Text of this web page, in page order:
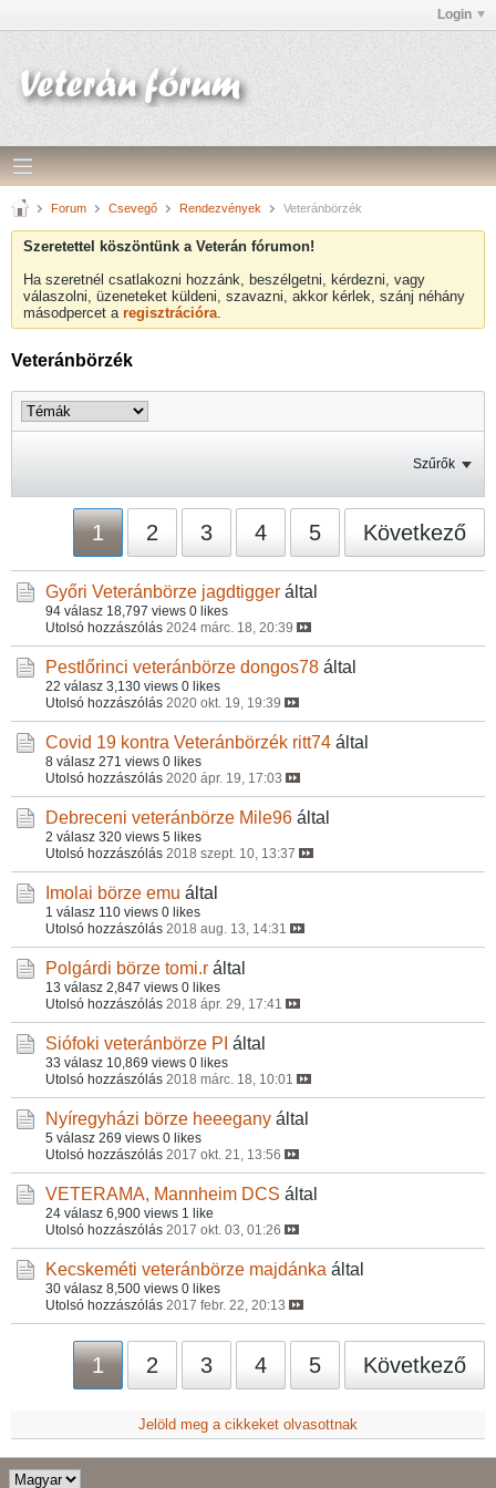
Login
Forum Csevegő Rendezvények Veteránbörzék
Szeretettel köszöntünk a Veterán fórumon!
Ha szeretnél csatlakozni hozzánk, beszélgetni, kérdezni, vagy
válaszolni, üzeneteket küldeni, szavazni, akkor kérlek, szánj néhány
másodpercet a regisztrációra.
Veteránbörzék
Szűrők
1 2 3 4 5 Következő
Győri Veteránbörze jagdtigger által
94 válasz 18,797 views 0 likes
Utolsó hozzászólás 2024 márc. 18, 20:39
Pestlőrinci veteránbörze dongos78 által
22 válasz 3,130 views 0 likes
Utolsó hozzászólás 2020 okt. 19, 19:39
Covid 19 kontra Veteránbörzék ritt74 által
8 válasz 271 views 0 likes
Utolsó hozzászólás 2020 ápr. 19, 17:03
Debreceni veteránbörze Mile96 által
2 válasz 320 views 5 likes
Utolsó hozzászólás 2018 szept. 10, 13:37
Imolai börze emu által
1 válasz 110 views 0 likes
Utolsó hozzászólás 2018 aug. 13, 14:31
Polgárdi börze tomi.r által
13 válasz 2,847 views 0 likes
Utolsó hozzászólás 2018 ápr. 29, 17:41
Siófoki veteránbörze PI által
33 válasz 10,869 views 0 likes
Utolsó hozzászólás 2018 márc. 18, 10:01
Nyíregyházi börze heeegany által
5 válasz 269 views 0 likes
Utolsó hozzászólás 2017 okt. 21, 13:56
VETERAMA, Mannheim DCS által
24 válasz 6,900 views 1 like
Utolsó hozzászólás 2017 okt. 03, 01:26
Kecskeméti veteránbörze majdánka által
30 válasz 8,500 views 0 likes
Utolsó hozzászólás 2017 febr. 22, 20:13
1 2 3 4 5 Következő
Jelöld meg a cikkeket olvasottnak